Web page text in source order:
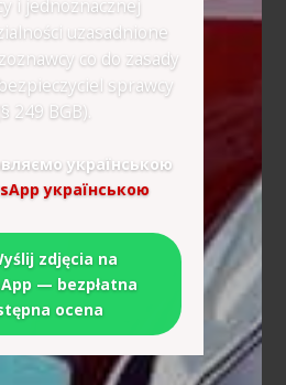
i jednoznacznej
uzasadnione
co do zasady
sprawcy
249 BGB).
українською
українською
zdjęcia na
— bezpłatna
ocena